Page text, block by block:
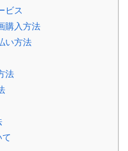
ビス
購入方法
い方法
法